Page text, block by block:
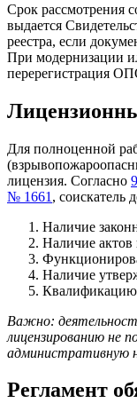
Срок рассмотрения
выдается
реестра, если
При модернизации
перерегистрация
Для полноценной
лицензия. Согласно
№ 1661 , соискатель
Наличие
Наличие
Наличие
Квалификацию
Важно:
лицензированию не
административную
Регламент